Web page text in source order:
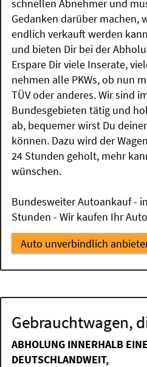
schnellen Abnehmer und
Gedanken darüber machen,
endlich verkauft werden
und bieten Dir bei der
Erspare Dir viele Inserate,
nehmen alle PKWs, ob nun
TÜV oder anderes. Wir sind
Bundesgebieten tätig und
ab, bequemer wirst Du
können. Dazu wird der
24 Stunden geholt, mehr
wünschen.
Bundesweiter Autoankauf -
Stunden - Wir kaufen Ihr
Auto unverbindlich
Gebrauchtwagen,
ABHOLUNG INNERHALB
DEUTSCHLANDWEIT,